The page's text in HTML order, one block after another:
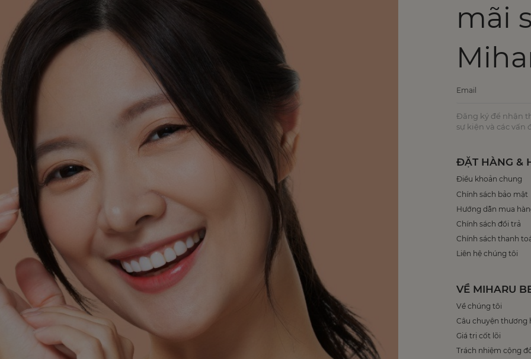
mãi
Đăng ký để nhận
sự kiện và các vấn
ĐẶT HÀNG &
Điều khoản chung
Chính sách bảo mật
Hướng dẫn mua
Chính sách đổi trả
Chính sách thanh
Liên hệ chúng tôi
VỀ MIHARU
Về chúng tôi
Câu chuyện thương
Giá trị cốt lõi
Trách nhiệm cộng